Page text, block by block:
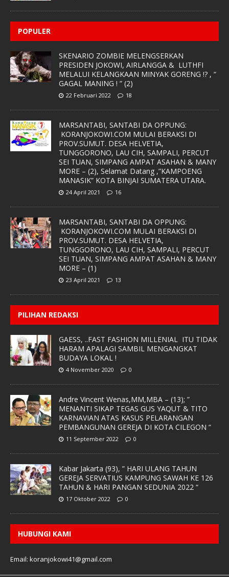
POPULER
SKENARIO ZOMBIE MELENGSERKAN
PRESIDEN JOKOWI, AIRLANGGA & LUTHFI
MELALUI KELANGKAAN MINYAK GORENG !? , “
GAGAL MANING ! ” (2)
22 Februari 2022 18
MARSANTABI, SANTABI DA OPPUNG:
KORANJOKOWI.COM MULAI BERAKSI DI
PROV.SUMUT. DESA HELVETIA,
TUNGGORONO, LAU CIH, SAMPALI, PERCUT
SEI TUAN, SIMPANG AMPAT ASAHAN & MANY
MORE – (2), Selamat Datang ,”KAMPOENG
MANASIK” KOTA BINJAI SUMATERA UTARA.
24 April 2021 16
MARSANTABI, SANTABI DA OPPUNG:
KORANJOKOWI.COM MULAI BERAKSI DI
PROV.SUMUT. DESA HELVETIA,
TUNGGORONO, LAU CIH, SAMPALI, PERCUT
SEI TUAN, SIMPANG AMPAT ASAHAN & MANY
MORE – (1)
23 April 2021 13
PILIHAN REDAKSI
GAESS, ..FAST FASHION MILLENIAL ITU TIDAK
HARAM APALAGI SAMBIL MENGANGKAT
BUDAYA LOKAL !
4 November 2020 0
Andre Vincent Wenas,MM,MBA – (13); ”
MENANTI SIKAP TEGAS GUS YAQUT & TITO
KARNAVIAN ATAS KASUS PELARANGAN
PEMBANGUNAN GEREJA DI KOTA CILEGON “
11 September 2022 0
Kabar Jakarta (93), ” HARI ULANG TAHUN
GEREJA SERVATIUS KAMPUNG SAWAH KE 126
TAHUN & HARI PANGAN SEDUNIA 2022 “
17 Oktober 2022 0
HUBUNGI KAMI
Email: koranjokowi41@gmail.com